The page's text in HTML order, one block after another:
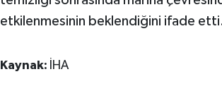
etkilenmesinin beklendiğini ifade
Kaynak: İHA